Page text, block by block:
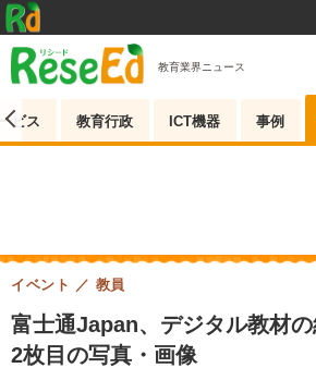
教育業界ニュース
ビス 教育行政 ICT機器 事例
富士通Japan、デジタル教材
2枚目の写真・画像
イベント 教員